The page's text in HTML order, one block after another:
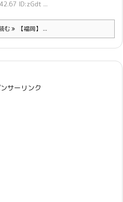
ID:zGdt ...
む 【福岡】 ...
サーリンク